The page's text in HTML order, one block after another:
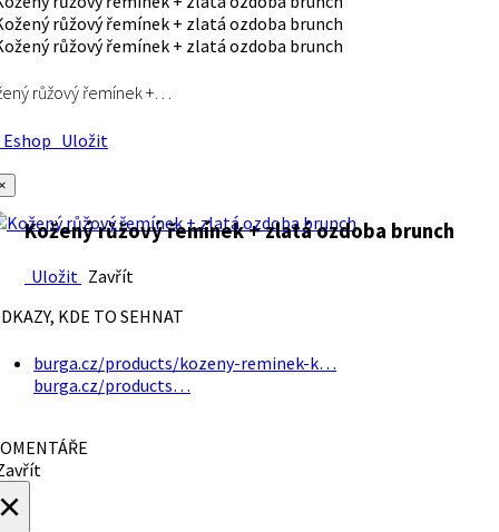
růžový řemínek +…
Uložit
Kožený růžový řemínek + zlatá ozdoba brunch
Uložit Zavřít
KDE TO SEHNAT
burga.cz/products/kozeny-reminek-k…
burga.cz/products…